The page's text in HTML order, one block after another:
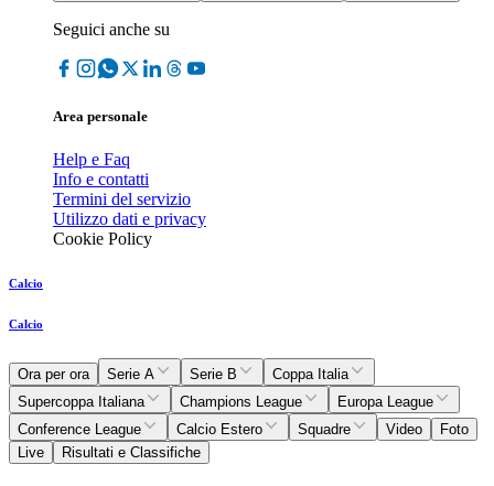
Seguici anche su
Area personale
Help e Faq
Info e contatti
Termini del servizio
Utilizzo dati e privacy
Cookie Policy
Calcio
Calcio
Ora per ora Serie A Serie B
Coppa Italia
Supercoppa Italiana
Champions League
Europa League
Conference League
Calcio Estero Squadre Video
Foto
Live
Risultati e Classifiche